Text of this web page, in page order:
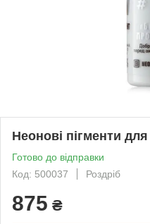
Неонові пігменти
Готово до відправки
Код: 500037
Роздріб
875 ₴